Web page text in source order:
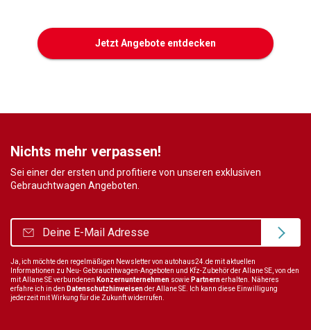
Jetzt Angebote entdecken
Nichts mehr verpassen!
Sei einer der ersten und profitiere von unseren exklusiven
Gebrauchtwagen Angeboten.
Ja, ich möchte den regelmäßigen Newsletter von autohaus24.de mit aktuellen
Informationen zu Neu- Gebrauchtwagen-Angeboten und Kfz-Zubehör der Allane SE, von den
mit Allane SE verbundenen Konzernunternehmen sowie Partnernerhalten. Näheres
erfahre ich in den Datenschutzhinweisender Allane SE. Ich kann diese Einwilligung
jederzeit mit Wirkung für die Zukunft widerrufen.